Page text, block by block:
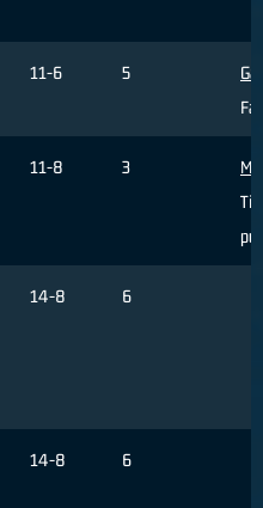
11-6 5
11-8 3
14-8 6
14-8 6